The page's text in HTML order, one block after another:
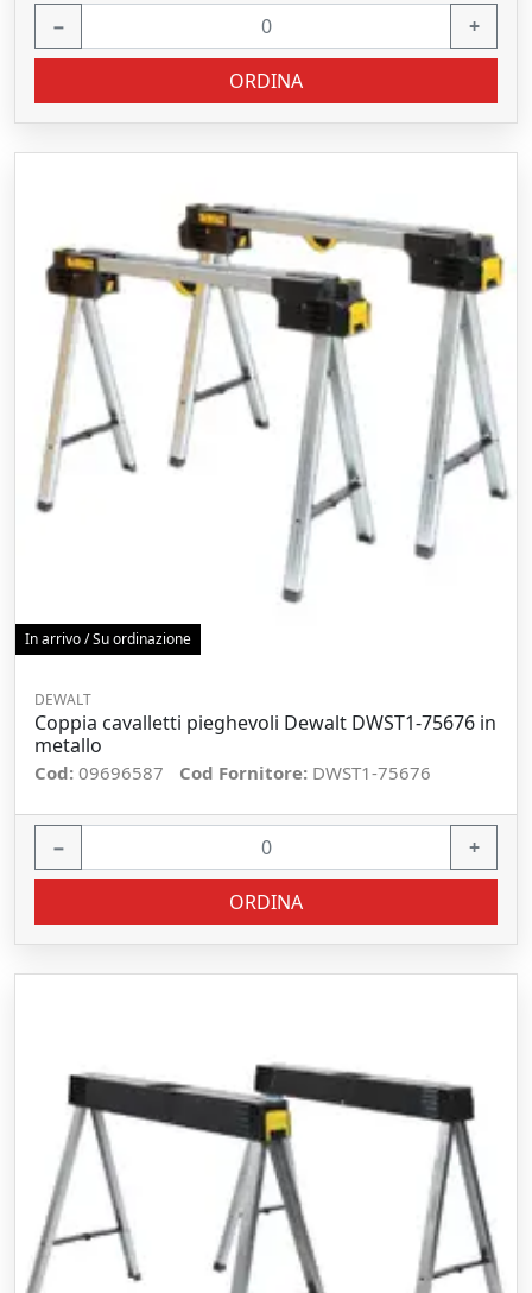
− +
ORDINA
In arrivo / Su ordinazione
DEWALT
Coppia cavalletti pieghevoli Dewalt DWST1-75676 in
metallo
Cod: 09696587 Cod Fornitore: DWST1-75676
− +
ORDINA